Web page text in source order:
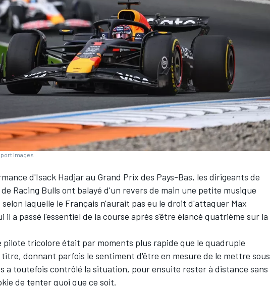
Images
d'Isack Hadjarau Grand Prix des Pays-Bas, les dirigeants de
Racing Bulls ont balayé d'un revers de main une petite musique
laquelle le Français n'aurait pas eu le droit d'attaquer Max
il a passé l'essentiel de la course après s'être élancé quatrième sur la
pilote tricolore était par moments plus rapide que le quadruple
donnant parfois le sentiment d'être en mesure de le mettre sous
a toutefois contrôlé la situation, pour ensuite rester à distance sans
de tenter quoi que ce soit.